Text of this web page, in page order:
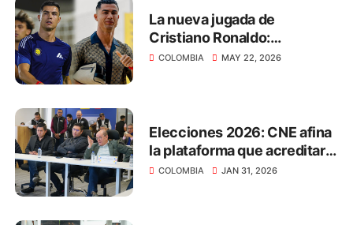
La nueva jugada de
Cristiano Ronaldo:
transmitirá el Mundial 2026
COLOMBIA MAY 22, 2026
Elecciones 2026: CNE afina
la plataforma que acreditará
a los actores electorales
COLOMBIA JAN 31, 2026